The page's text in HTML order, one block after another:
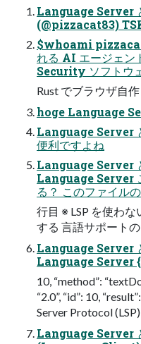
Language Server
(@pizzacat83)
$whoami
れる AI エージェ
Security ソフトウ
Rust でブラウザ自作
hoge Language
Language Server
便利ですよね
Language Server
Language Server
る？ このファイル
行目 ※ LSP を使わ
する 言語サポート
Language Server
Language Server
10, “method”:
“2.0”, “id”: 10,
Server Protocol (LSP)
Language Server